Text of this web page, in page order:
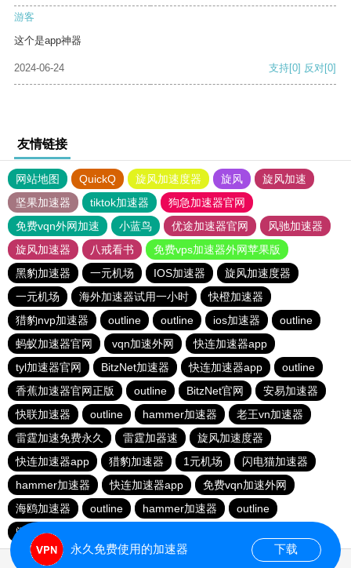
游客
这个是app神器
2024-06-24 支持[0] 反对[0]
友情链接
网站地图 QuickQ 旋风加速度器 旋风
旋风加速
坚果加速器
tiktok加速器
狗急加速器官网
免费vqn外网加速
小蓝鸟 优途加速器官网
风驰加速器
旋风加速器
八戒看书
免费vps加速器外网苹果版
黑豹加速器
一元机场 IOS加速器
旋风加速度器
一元机场
海外加速器试用一小时
快橙加速器
猎豹nvp加速器
outline outline ios加速器
outline
蚂蚁加速器官网
vqn加速外网
快连加速器app
tyl加速器官网
BitzNet加速器 快连加速器app
outline
香蕉加速器官网正版
outline BitzNet官网
安易加速器
快联加速器
outline hammer加速器
老王vn加速器
雷霆加速免费永久
雷霆加器速
旋风加速度器
快连加速器app
猎豹加速器 1元机场
闪电猫加速器
hammer加速器
快连加速器app
免费vqn加速外网
海鸥加速器
outline hammer加速器
outline
闪电猫加速器
永久免费使用的加速器 下载